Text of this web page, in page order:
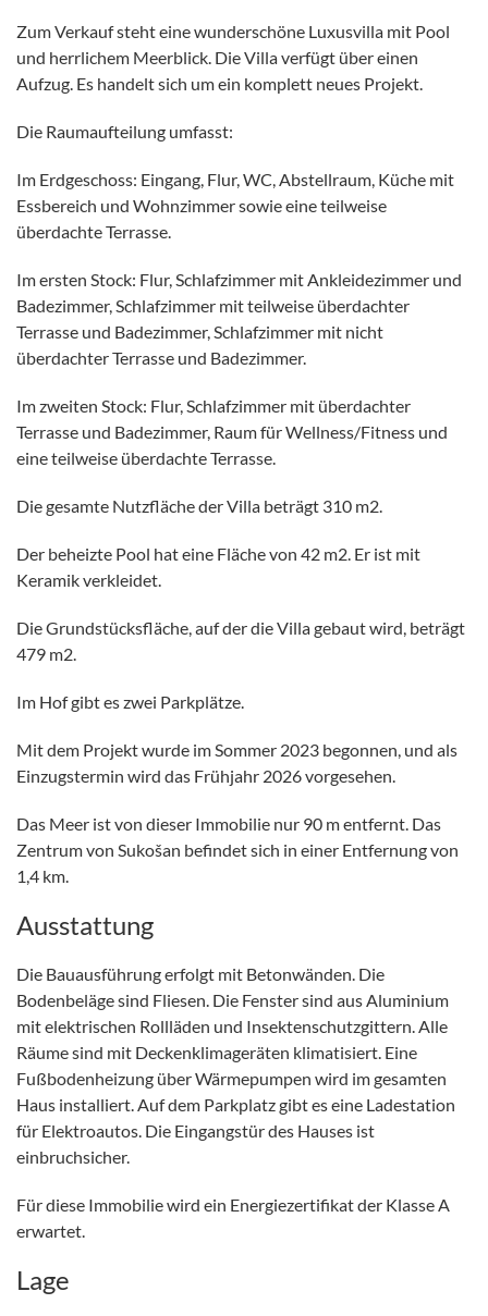
Zum Verkauf steht eine wunderschöne Luxusvilla mit Pool
und herrlichem Meerblick. Die Villa verfügt über einen
Aufzug. Es handelt sich um ein komplett neues Projekt.
Die Raumaufteilung umfasst:
Im Erdgeschoss: Eingang, Flur, WC, Abstellraum, Küche mit
Essbereich und Wohnzimmer sowie eine teilweise
überdachte Terrasse.
Im ersten Stock: Flur, Schlafzimmer mit Ankleidezimmer und
Badezimmer, Schlafzimmer mit teilweise überdachter
Terrasse und Badezimmer, Schlafzimmer mit nicht
überdachter Terrasse und Badezimmer.
Im zweiten Stock: Flur, Schlafzimmer mit überdachter
Terrasse und Badezimmer, Raum für Wellness/Fitness und
eine teilweise überdachte Terrasse.
Die gesamte Nutzfläche der Villa beträgt 310 m2.
Der beheizte Pool hat eine Fläche von 42 m2. Er ist mit
Keramik verkleidet.
Die Grundstücksfläche, auf der die Villa gebaut wird, beträgt
479 m2.
Im Hof gibt es zwei Parkplätze.
Mit dem Projekt wurde im Sommer 2023 begonnen, und als
Einzugstermin wird das Frühjahr 2026 vorgesehen.
Das Meer ist von dieser Immobilie nur 90 m entfernt. Das
Zentrum von Sukošan befindet sich in einer Entfernung von
1,4 km.
Ausstattung
Die Bauausführung erfolgt mit Betonwänden. Die
Bodenbeläge sind Fliesen. Die Fenster sind aus Aluminium
mit elektrischen Rollläden und Insektenschutzgittern. Alle
Räume sind mit Deckenklimageräten klimatisiert. Eine
Fußbodenheizung über Wärmepumpen wird im gesamten
Haus installiert. Auf dem Parkplatz gibt es eine Ladestation
für Elektroautos. Die Eingangstür des Hauses ist
einbruchsicher.
Für diese Immobilie wird ein Energiezertifikat der Klasse A
erwartet.
Lage